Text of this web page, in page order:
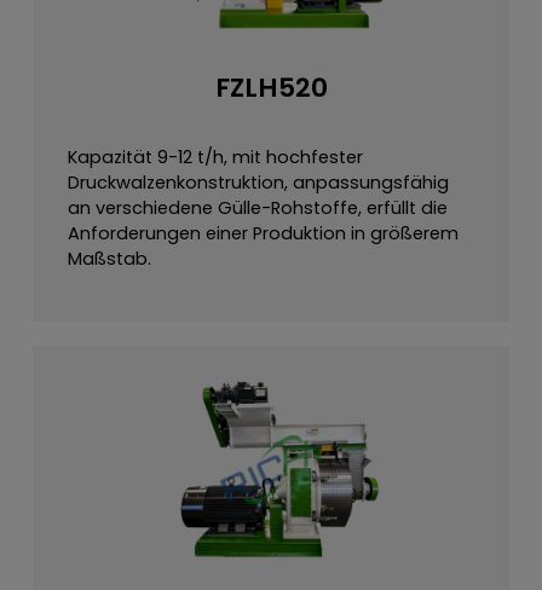
FZLH520
Kapazität 9-12 t/h, mit hochfester
Druckwalzenkonstruktion, anpassungsfähig
an verschiedene Gülle-Rohstoffe, erfüllt die
Anforderungen einer Produktion in größerem
Maßstab.